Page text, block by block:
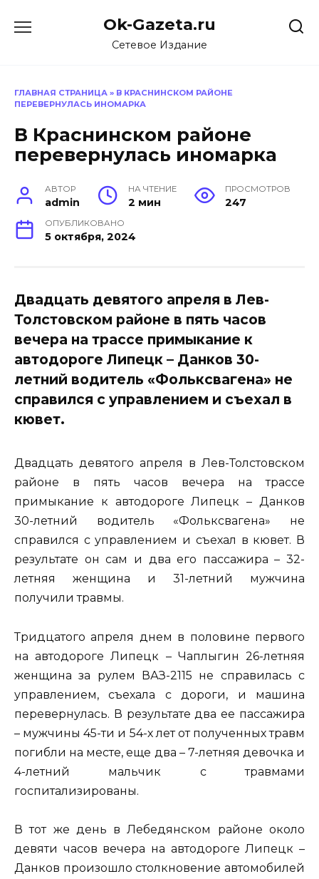
Ok-Gazeta.ru
Сетевое Издание
ГЛАВНАЯ СТРАНИЦА » В КРАСНИНСКОМ РАЙОНЕ
ПЕРЕВЕРНУЛАСЬ ИНОМАРКА
В Краснинском районе
перевернулась иномарка
АВТОР
admin
НА ЧТЕНИЕ
2 мин
ПРОСМОТРОВ
247
ОПУБЛИКОВАНО
5 октября, 2024
Двадцать девятого апреля в Лев-
Толстовском районе в пять часов
вечера на трассе примыкание к
автодороге Липецк – Данков 30-
летний водитель «Фольксвагена» не
справился с управлением и съехал в
кювет.
Двадцать девятого апреля в Лев-Толстовском
районе в пять часов вечера на трассе
примыкание к автодороге Липецк – Данков
30-летний водитель «Фольксвагена» не
справился с управлением и съехал в кювет. В
результате он сам и два его пассажира – 32-
летняя женщина и 31-летний мужчина
получили травмы.
Тридцатого апреля днем в половине первого
на автодороге Липецк – Чаплыгин 26-летняя
женщина за рулем ВАЗ-2115 не справилась с
управлением, съехала с дороги, и машина
перевернулась. В результате два ее пассажира
– мужчины 45-ти и 54-х лет от полученных травм
погибли на месте, еще два – 7-летняя девочка и
4-летний мальчик с травмами
госпитализированы.
В тот же день в Лебедянском районе около
девяти часов вечера на автодороге Липецк –
Данков произошло столкновение автомобилей